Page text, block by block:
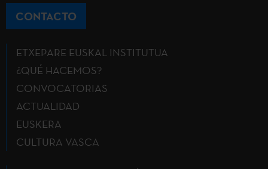
CONTACTO
ETXEPARE EUSKAL INSTITUTUA
¿QUÉ HACEMOS?
CONVOCATORIAS
ACTUALIDAD
EUSKERA
CULTURA VASCA